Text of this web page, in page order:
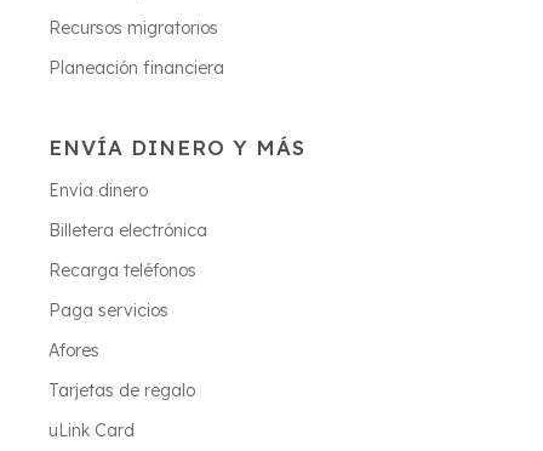
Recursos migratorios
Planeación financiera
ENVÍA DINERO Y MÁS
Envía dinero
Billetera electrónica
Recarga teléfonos
Paga servicios
Afores
Tarjetas de regalo
uLink Card